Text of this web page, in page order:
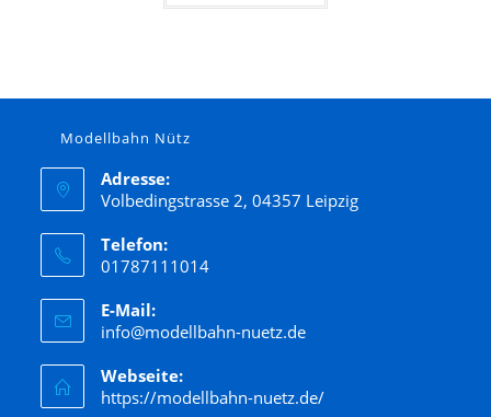
Modellbahn Nütz
Adresse:
Volbedingstrasse 2, 04357 Leipzig
Telefon:
01787111014
E-Mail:
info@modellbahn-nuetz.de
Webseite:
https://modellbahn-nuetz.de/